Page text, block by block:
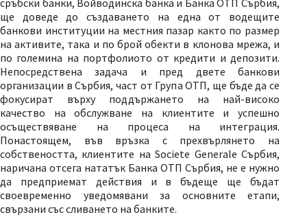
сръбски банки, Войводинска банка и Банка ОТП Сърбия,
ще доведе до създаването на една от водещите
банкови институции на местния пазар както по размер
на активите, така и по брой обекти в клонова мрежа, и
по големина на портфолиото от кредити и депозити.
Непосредствена задача и пред двете банкови
организации в Сърбия, част от Група ОТП, ще бъде да се
фокусират върху поддържането на най-високо
качество на обслужване на клиентите и успешно
осъществяване на процеса на интеграция.
Понастоящем, във връзка с прехвърлянето на
собствеността, клиентите на Societe Generale Сърбия,
наричана отсега нататък Банка ОТП Сърбия, не е нужно
да предприемат действия и в бъдеще ще бъдат
своевременно уведомявани за основните етапи,
свързани със сливането на банките.